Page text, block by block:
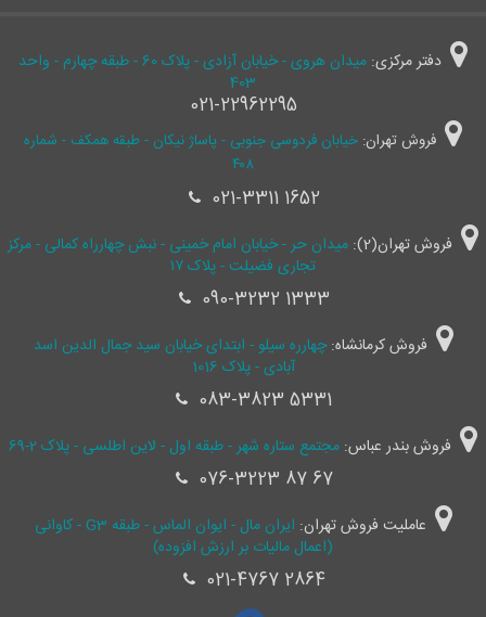
دفتر مرکزی:
میدان هروی - خیابان آزادی - پلاک 60 - طبقه چهارم - واحد
403
021-22962295
فروش تهران: خیابان فردوسی جنوبی - پاساژ نیکان - طبقه همکف - شماره
۴۰۸
021-3311 1652
فروش تهران(2):
میدان حر - خیابان امام خمینی - نبش چهارراه کمالی - مرکز
تجاری فضیلت - پلاک ۱۷
090-3232 1333
فروش کرمانشاه:چهارره سیلو - ابتدای خیابان سید جمال ‌الدین اسد
آبادی - پلاک 1016
083-3823 5331
فروش بندر عباس: مجتمع ستاره شهر - طبقه اول - لاین اطلسی - پلاک 2-69
076-3223 87 67
عاملیت فروش تهران:
ایران مال - ایوان الماس - طبقه G3 - کاوانی
(اعمال مالیات بر ارزش افزوده)
021-4767 2864